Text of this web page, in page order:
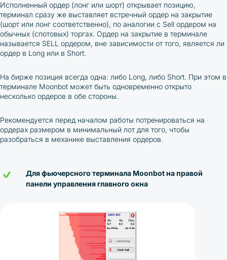
Исполненный ордер (лонг или шорт) открывает позицию,
терминал сразу же выставляет встречный ордер на закрытие
(шорт или лонг соответственно), по аналогии с Sell ордером на
обычных (спотовых) торгах. Ордер на закрытие в терминале
называется SELL ордером, вне зависимости от того, является ли
ордер в Long или в Short.
На бирже позиция всегда одна: либо Long, либо Short. При этом в
терминале Moonbot может быть одновременно открыто
несколько ордеров в обе стороны.
Рекомендуется перед началом работы потренироваться на
ордерах размером в минимальный лот для того, чтобы
разобраться в механике выставления ордеров.
Для фьючерсного терминала Moonbot на правой
панели управления главного окна